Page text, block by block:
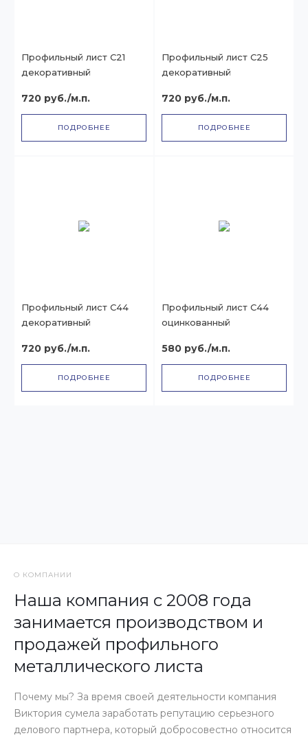
Профильный лист С21
декоративный
720 руб./м.п.
ПОДРОБНЕЕ
Профильный лист С25
декоративный
720 руб./м.п.
ПОДРОБНЕЕ
Профильный лист С44
декоративный
720 руб./м.п.
ПОДРОБНЕЕ
Профильный лист С44
оцинкованный
580 руб./м.п.
ПОДРОБНЕЕ
О КОМПАНИИ
Наша компания с 2008 года
занимается производством и
продажей профильного
металлического листа
Почему мы? За время своей деятельности компания
Виктория сумела заработать репутацию серьезного
делового партнера, который добросовестно относится